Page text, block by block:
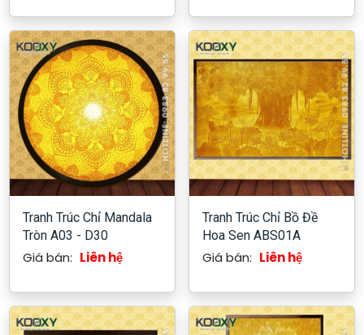
Tranh Trúc Chỉ Mandala
Tròn A03 - D30
Giá bán: Liên hệ
Tranh Trúc Chỉ Bồ Đề
Hoa Sen ABS01A
Giá bán: Liên hệ